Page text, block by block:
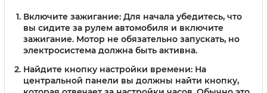
Включите зажигание: Для начала убедитесь, что
вы сидите за рулем автомобиля и включите
зажигание. Мотор не обязательно запускать, но
электросистема должна быть активна.
Найдите кнопку настройки времени: На
центральной панели вы должны найти кнопку,